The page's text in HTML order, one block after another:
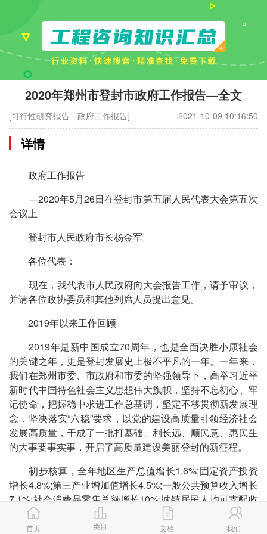
2020年郑州市登封市政府工作报告—全文
[可行性研究报告 - 政府工作报告] 2021-10-09 10:16:50
详情
政府工作报告
—2020年5月26日在登封市第五届人民代表大会第五次
会议上
登封市人民政府市长杨金军
各位代表：
现在，我代表市人民政府向大会报告工作，请予审议，
并请各位政协委员和其他列席人员提出意见。
2019年以来工作回顾
2019年是新中国成立70周年，也是全面决胜小康社会
的关键之年，更是登封发展史上极不平凡的一年。一年来，
我们在郑州市委、市政府和市委的坚强领导下，高举习近平
新时代中国特色社会主义思想伟大旗帜，坚持不忘初心、牢
记使命，把握稳中求进工作总基调，坚定不移贯彻新发展理
念，坚决落实“六稳”要求，以党的建设高质量引领经济社会
发展高质量，干成了一批打基础、利长远、顺民意、惠民生
的大事要事实事，开启了高质量建设美丽登封的新征程。
初步核算，全年地区生产总值增长1.6%;固定资产投资
增长4.8%;第三产业增加值增长4.5%;一般公共预算收入增长
7.1%;社会消费品零售总额增长10%;城镇居民人均可支配收
入增长7.6%，农村居民人均可支配收入增长8.7%。我市位
列全国县域综合经济竞争力百强县71位、全国工业经济百
首页 类目 文档 我们